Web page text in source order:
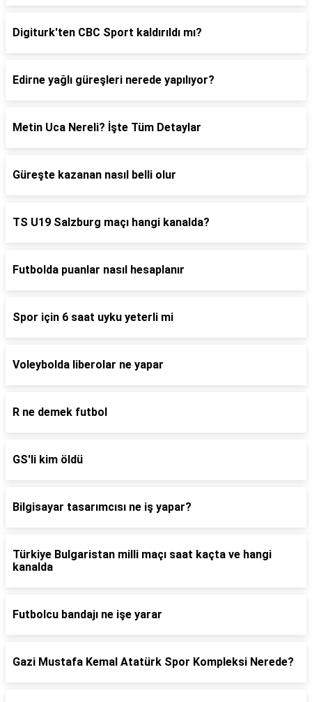
Digiturk'ten CBC Sport kaldırıldı mı?
Edirne yağlı güreşleri nerede yapılıyor?
Metin Uca Nereli? İşte Tüm Detaylar
Güreşte kazanan nasıl belli olur
TS U19 Salzburg maçı hangi kanalda?
Futbolda puanlar nasıl hesaplanır
Spor için 6 saat uyku yeterli mi
Voleybolda liberolar ne yapar
R ne demek futbol
GS'li kim öldü
Bilgisayar tasarımcısı ne iş yapar?
Türkiye Bulgaristan milli maçı saat kaçta ve hangi
kanalda
Futbolcu bandajı ne işe yarar
Gazi Mustafa Kemal Atatürk Spor Kompleksi Nerede?